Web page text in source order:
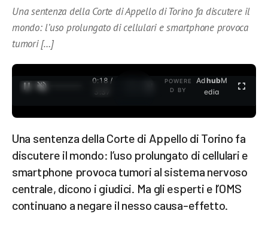
Una sentenza della Corte di Appello di Torino fa discutere il
mondo: l’uso prolungato di cellulari e smartphone provoca
tumori […]
0:19 /
3:37
POWERE
D BY
AdhubM
edia
Una sentenza della Corte di Appello di Torino fa
discutere il mondo: l’uso prolungato di cellulari e
smartphone provoca tumori al sistema nervoso
centrale, dicono i giudici. Ma gli esperti e l’OMS
continuano a negare il nesso causa-effetto.